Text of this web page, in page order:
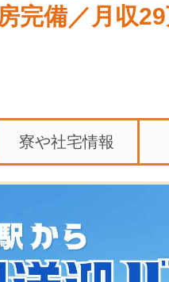
完備／月収
寮や社宅情報